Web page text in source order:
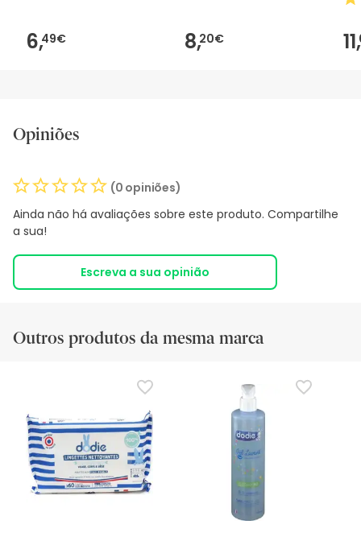
6,49€ 8,20€ 11,
Opiniões
(0 opiniões)
Ainda não há avaliações sobre este produto. Compartilhe
a sua!
Escreva a sua opinião
Outros produtos da mesma marca